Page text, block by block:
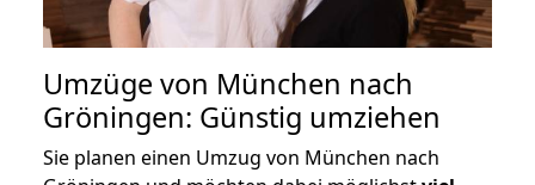
Umzüge von München nach
Gröningen: Günstig umziehen
Sie planen einen Umzug von München nach